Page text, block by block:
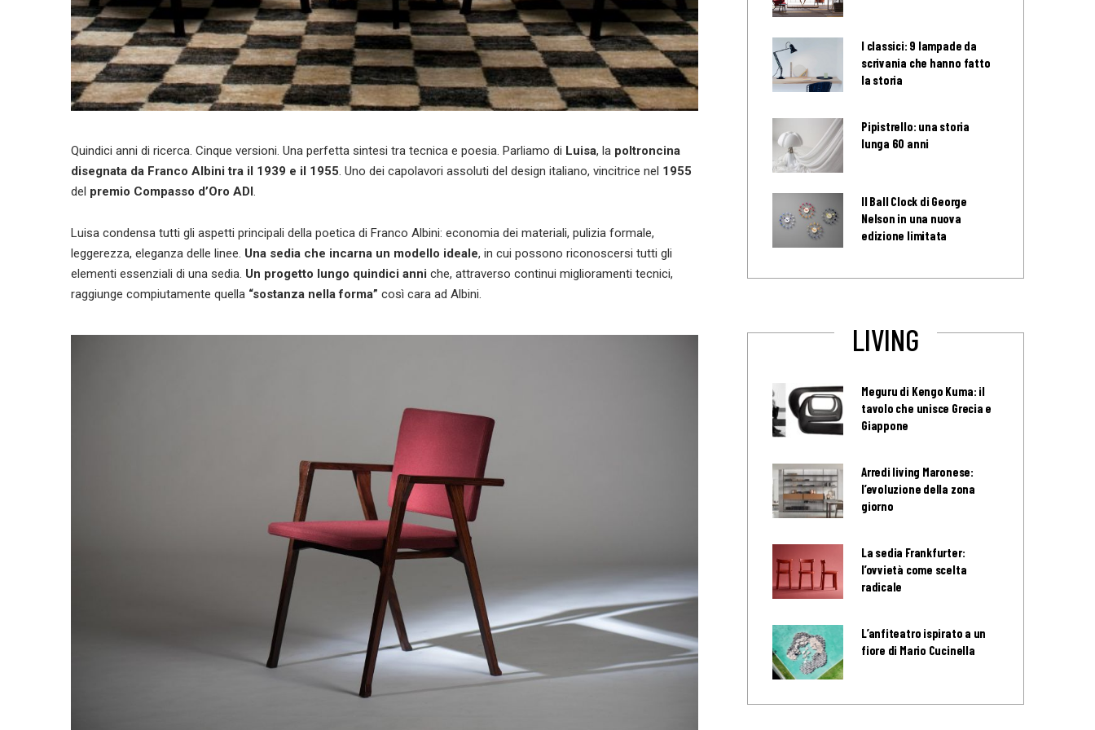
Quindici anni di ricerca. Cinque versioni. Una perfetta sintesi tra tecnica e poesia. Parliamo di Luisa, la poltroncina
disegnata da Franco Albini tra il 1939 e il 1955. Uno dei capolavori assoluti del design italiano, vincitrice nel 1955
del premio Compasso d’Oro ADI.
Luisa condensa tutti gli aspetti principali della poetica di Franco Albini: economia dei materiali, pulizia formale,
leggerezza, eleganza delle linee. Una sedia che incarna un modello ideale, in cui possono riconoscersi tutti gli
elementi essenziali di una sedia. Un progetto lungo quindici anni che, attraverso continui miglioramenti tecnici,
raggiunge compiutamente quella “sostanza nella forma” così cara ad Albini.
I classici: 9 lampade da
scrivania che hanno fatto
la storia
Pipistrello: una storia
lunga 60 anni
Il Ball Clock di George
Nelson in una nuova
edizione limitata
LIVING
Meguru di Kengo Kuma: il
tavolo che unisce Grecia e
Giappone
Arredi living Maronese:
l’evoluzione della zona
giorno
La sedia Frankfurter:
l’ovvietà come scelta
radicale
L’anfiteatro ispirato a un
fiore di Mario Cucinella